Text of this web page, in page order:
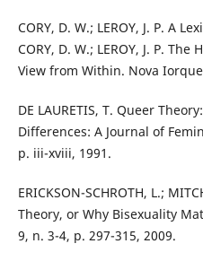
CORY, D. W.; LEROY, J. P. A
CORY, D. W.; LEROY, J. P.
View from Within. Nova
DE LAURETIS, T. Queer
Differences: A Journal of
p. iii-xviii, 1991.
ERICKSON-SCHROTH, L.;
Theory, or Why Bisexuality
9, n. 3-4, p. 297-315, 2009.